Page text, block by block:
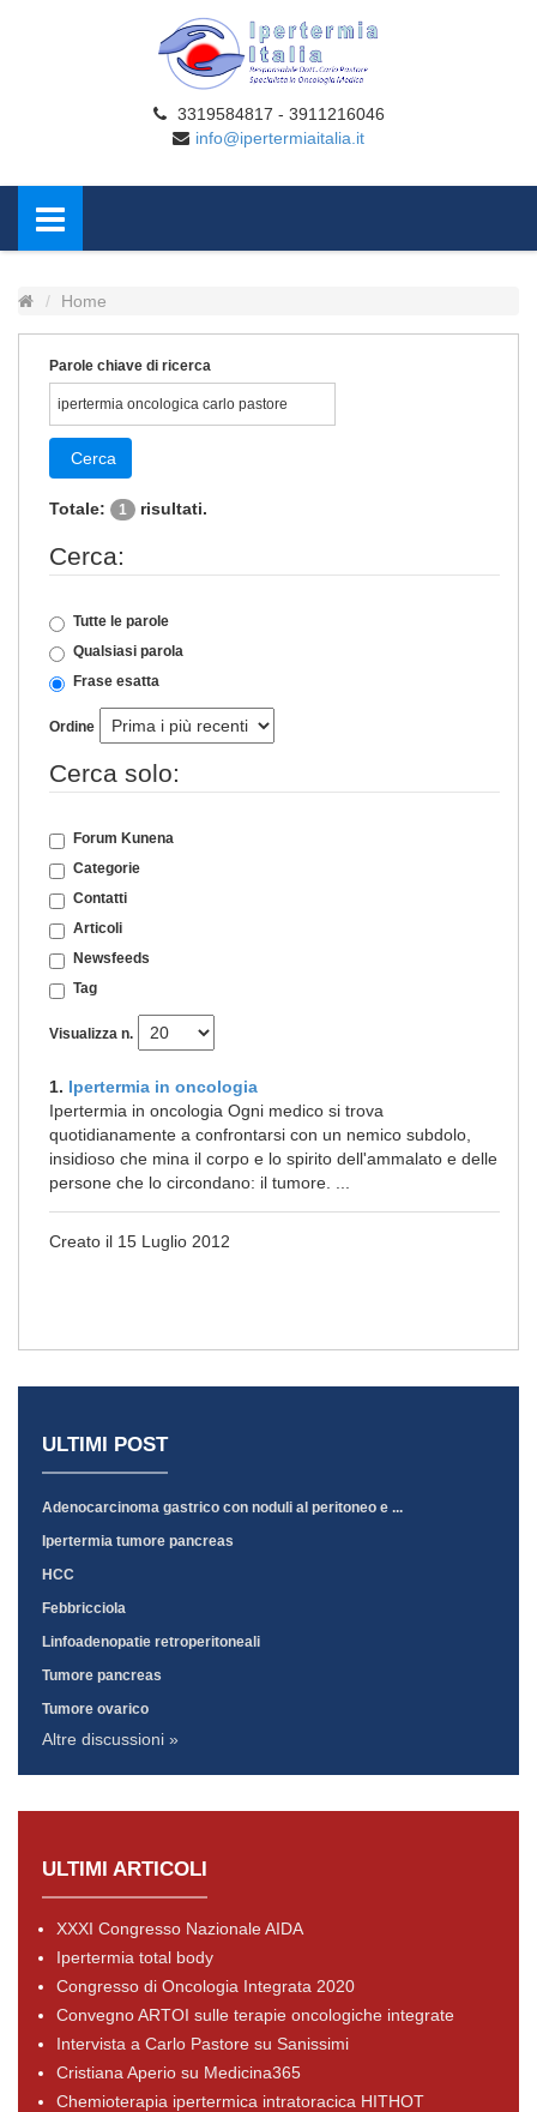
3319584817 - 3911216046
info@ipertermiaitalia.it
Home
Parole chiave di ricerca
Cerca
Totale: 1 risultati.
Cerca:
Tutte le parole
Qualsiasi parola
Frase esatta
Ordine
Cerca solo:
Forum Kunena
Categorie
Contatti
Articoli
Newsfeeds
Tag
Visualizza n.
1. Ipertermia in oncologia
Ipertermia in oncologia Ogni medico si trova
quotidianamente a confrontarsi con un nemico subdolo,
insidioso che mina il corpo e lo spirito dell'ammalato e delle
persone che lo circondano: il tumore. ...
Creato il 15 Luglio 2012
ULTIMI POST
Adenocarcinoma gastrico con noduli al peritoneo e ...
Ipertermia tumore pancreas
HCC
Febbricciola
Linfoadenopatie retroperitoneali
Tumore pancreas
Tumore ovarico
Altre discussioni »
ULTIMI ARTICOLI
XXXI Congresso Nazionale AIDA
Ipertermia total body
Congresso di Oncologia Integrata 2020
Convegno ARTOI sulle terapie oncologiche integrate
Intervista a Carlo Pastore su Sanissimi
Cristiana Aperio su Medicina365
Chemioterapia ipertermica intratoracica HITHOT